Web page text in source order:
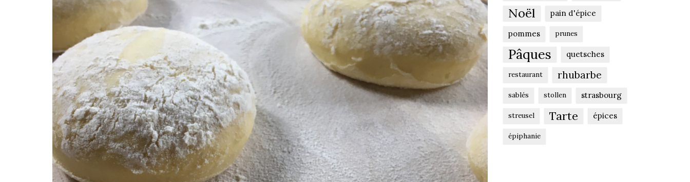
Noël pain d'épice
pommes prunes
Pâques quetsches
restaurant rhubarbe
sablés stollen strasbourg
streusel Tarte épices
épiphanie